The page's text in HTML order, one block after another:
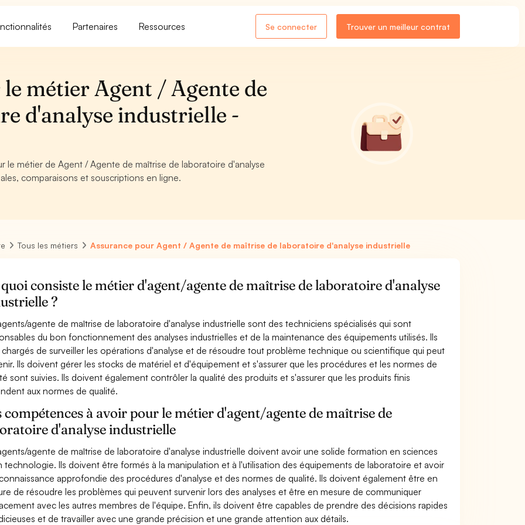
Partenaires Ressources Se connecter Trouver un meilleur contrat
métier Agent / Agente de
d'analyse industrielle -
le métier de Agent / Agente de maîtrise de laboratoire d'analyse
comparaisons et souscriptions en ligne.
Tous les métiers Assurance pour Agent / Agente de maîtrise de laboratoire d'analyse industrielle
consiste le métier d'agent/agente de maîtrise de laboratoire d'analyse
?
agente de maîtrise de laboratoire d'analyse industrielle sont des techniciens spécialisés qui sont
du bon fonctionnement des analyses industrielles et de la maintenance des équipements utilisés. Ils
de surveiller les opérations d'analyse et de résoudre tout problème technique ou scientifique qui peut
Ils doivent gérer les stocks de matériel et d'équipement et s'assurer que les procédures et les normes de
sont suivies. Ils doivent également contrôler la qualité des produits et s'assurer que les produits finis
aux normes de qualité.
compétences à avoir pour le métier d'agent/agente de maîtrise de
d'analyse industrielle
agente de maîtrise de laboratoire d'analyse industrielle doivent avoir une solide formation en sciences
technologie. Ils doivent être formés à la manipulation et à l'utilisation des équipements de laboratoire et avoir
approfondie des procédures d'analyse et des normes de qualité. Ils doivent également être en
de résoudre les problèmes qui peuvent survenir lors des analyses et être en mesure de communiquer
avec les autres membres de l'équipe. Enfin, ils doivent être capables de prendre des décisions rapides
et de travailler avec une grande précision et une grande attention aux détails.